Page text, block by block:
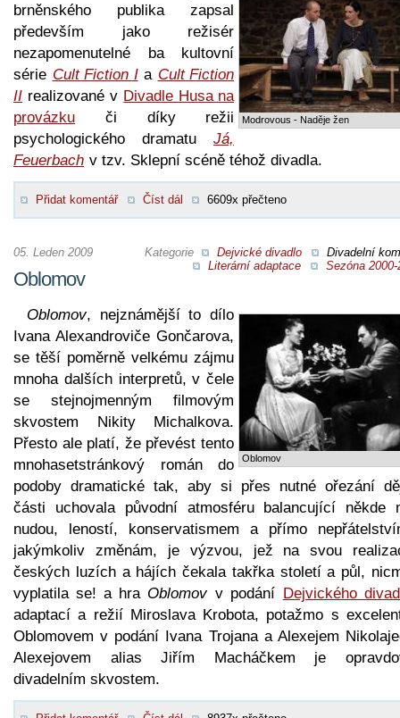
Modrovous - Naděje žen
brněnského publika zapsal
především jako režisér
nezapomenutelné ba kultovní
série Cult Fiction I a Cult Fiction
II realizované v Divadle Husa na
provázku či díky režii
psychologického dramatu Já,
Feuerbach v tzv. Sklepní scéně téhož divadla.
Přidat komentář Číst dál 6609x přečteno
Kategorie Dejvické divadlo
Divadelní
Literární adaptace
Sezóna 2000-
05. Leden 2009
Oblomov
Oblomov
Oblomov, nejznámější to dílo
Ivana Alexandroviče Gončarova,
se těší poměrně velkému zájmu
mnoha dalších interpretů, v čele
se stejnojmenným filmovým
skvostem Nikity Michalkova.
Přesto ale platí, že převést tento
mnohasetstránkový román do
podoby dramatické tak, aby si přes nutné ořezání
části uchovala původní atmosféru balancující někde
nudou, leností, konservatismem a přímo
jakýmkoliv změnám, je výzvou, jež na svou
českých luzích a hájích čekala takřka století a půl,
vyplatila se! a hra Oblomov v podání Dejvického
adaptací a režií Miroslava Krobota, potažmo s
Oblomovem v podání Ivana Trojana a Alexejem
Alexejovem alias Jiřím Macháčkem je
divadelním skvostem.